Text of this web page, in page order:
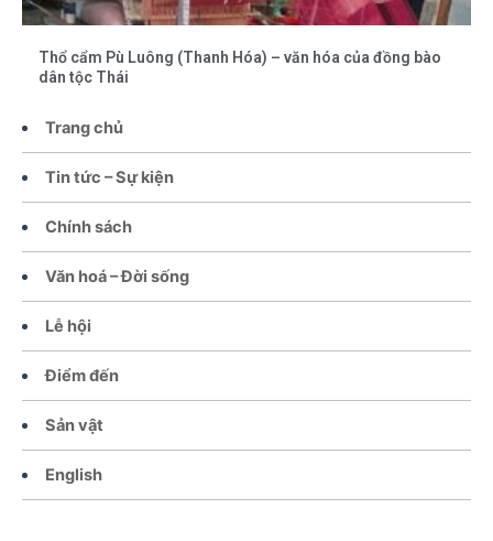
Trang chủ
Tin tức – Sự kiện
Chính sách
Văn hoá – Đời sống
Lễ hội
Điểm đến
Sản vật
English
Thổ cẩm Pù Luông (Thanh Hóa) – văn hóa của đồng bào
dân tộc Thái